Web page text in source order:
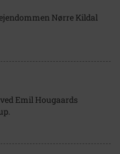
Nørre Kildal
Emil Hougaards